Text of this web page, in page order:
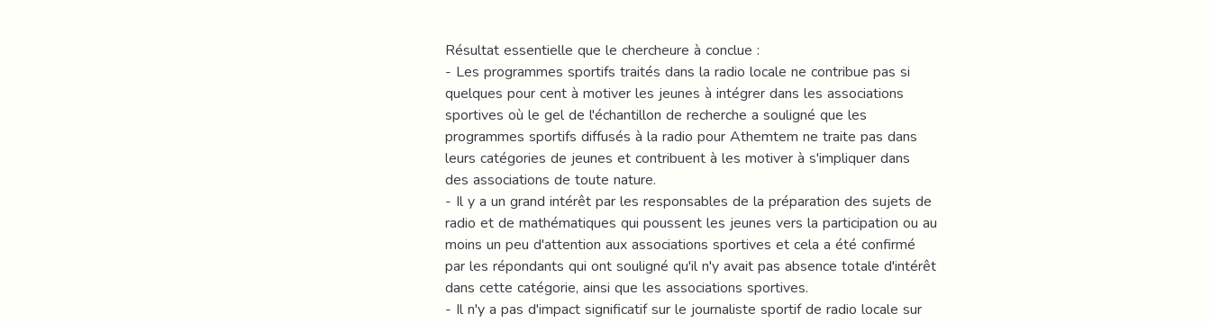
Résultat essentielle que le chercheure à conclue :
- Les programmes sportifs traités dans la radio locale ne contribue pas si
quelques pour cent à motiver les jeunes à intégrer dans les associations
sportives où le gel de l'échantillon de recherche a souligné que les
programmes sportifs diffusés à la radio pour Athemtem ne traite pas dans
leurs catégories de jeunes et contribuent à les motiver à s'impliquer dans
des associations de toute nature.
- Il y a un grand intérêt par les responsables de la préparation des sujets de
radio et de mathématiques qui poussent les jeunes vers la participation ou au
moins un peu d'attention aux associations sportives et cela a été confirmé
par les répondants qui ont souligné qu'il n'y avait pas absence totale d'intérêt
dans cette catégorie, ainsi que les associations sportives.
- Il n'y a pas d'impact significatif sur le journaliste sportif de radio locale sur